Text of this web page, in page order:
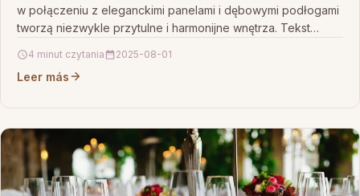
w połączeniu z eleganckimi panelami i dębowymi podłogami
tworzą niezwykle przytulne i harmonijne wnętrza. Tekst
4 minut czytania 2025-08-01
Leer más